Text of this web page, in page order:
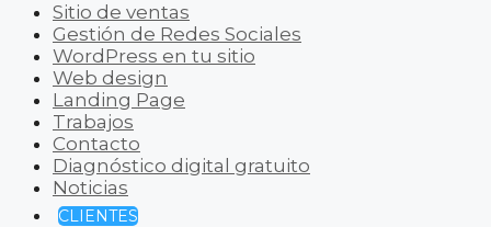
Sitio de ventas
Gestión de Redes Sociales
WordPress en tu sitio
Web design
Landing Page
Trabajos
Contacto
Diagnóstico digital gratuito
Noticias
CLIENTES